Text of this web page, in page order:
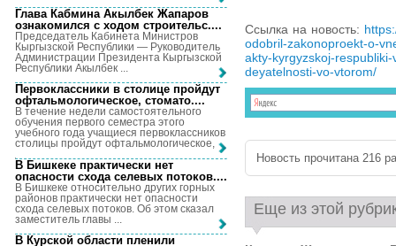
Ссылка на новость:
odobril-zakonoproekt-o-
akty-kyrgyzskoj-
deyatelnosti-vo-vtorom/
Новость прочитана 216
Еще из этой
Глава Кабмина Акылбек Жапаров
ознакомился с ходом строительс....
Председатель Кабинета Министров
Кыргызской Республики — Руководитель
Администрации Президента Кыргызской
Республики Акылбек ...
Первоклассники в столице пройдут
офтальмологическое, стомато....
В течение недели самостоятельного
обучения первого семестра этого
учебного года учащиеся первоклассников
столицы пройдут офтальмологическое, ...
В Бишкеке практически нет
опасности схода селевых потоков....
В Бишкеке относительно других горных
районов практически нет опасности
схода селевых потоков. Об этом сказал
заместитель главы ...
В Курской области пленили